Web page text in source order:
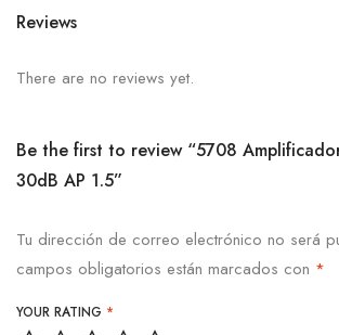
Reviews
There are no reviews yet.
Be the first to review “5708
30dB AP 1.5”
Tu dirección de correo electrónico no será
campos obligatorios están marcados con *
YOUR RATING *